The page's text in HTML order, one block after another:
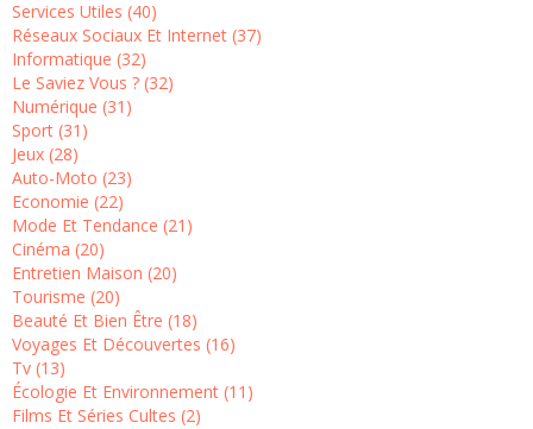
Services Utiles (40)
Réseaux Sociaux Et Internet (37)
Informatique (32)
Le Saviez Vous ? (32)
Numérique (31)
Sport (31)
Jeux (28)
Auto-Moto (23)
Economie (22)
Mode Et Tendance (21)
Cinéma (20)
Entretien Maison (20)
Tourisme (20)
Beauté Et Bien Être (18)
Voyages Et Découvertes (16)
Tv (13)
Écologie Et Environnement (11)
Films Et Séries Cultes (2)